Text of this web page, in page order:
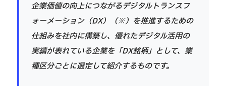
企業価値の向上につながるデジタルトランスフ
ォーメーション（DX）（※）を推進するための
仕組みを社内に構築し、優れたデジタル活用の
実績が表れている企業を「DX銘柄」として、業
種区分ごとに選定して紹介するものです。